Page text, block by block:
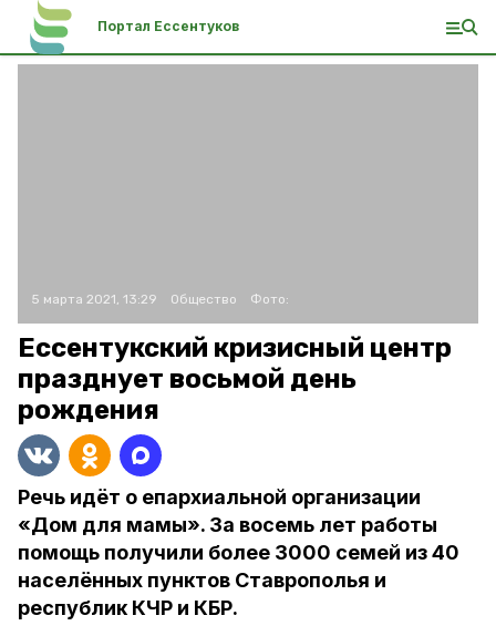
Портал Ессентуков
5 марта 2021, 13:29 Общество Фото:
Ессентукский кризисный центр
празднует восьмой день
рождения
Речь идёт о епархиальной организации
«Дом для мамы». За восемь лет работы
помощь получили более 3000 семей из 40
населённых пунктов Ставрополья и
республик КЧР и КБР.